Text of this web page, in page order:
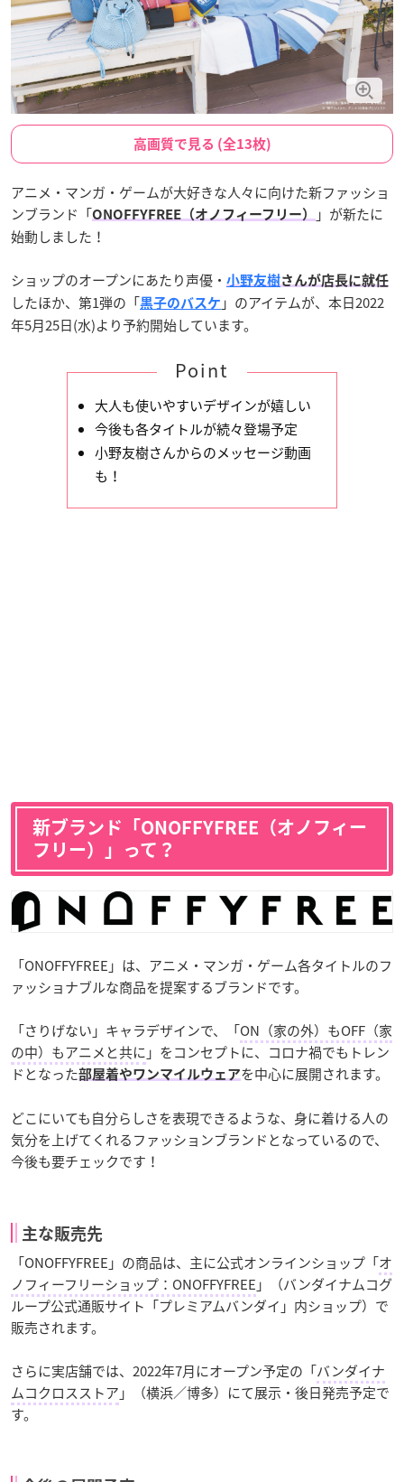
高画質で見る (全13枚)
アニメ・マンガ・ゲームが大好きな人々に向けた新ファッショ
ンブランド「ONOFFYFREE（オノフィーフリー）
」が新たに
始動しました！
ショップのオープンにあたり声優・ 小野友樹さんが店長に就任
したほか、第1弾の「黒子のバスケ 」のアイテムが、本日2022
年5月25日(水)より予約開始しています。
Point
大人も使いやすいデザインが嬉しい
今後も各タイトルが続々登場予定
小野友樹さんからのメッセージ動画
も！
新ブランド「ONOFFYFREE（オノフィー
フリー）」って？
「ONOFFYFREE」は、アニメ・マンガ・ゲーム各タイトルのフ
ァッショナブルな商品を提案するブランドです。
「さりげない」キャラデザインで、「ON（家の外）もOFF（家
の中）もアニメと共に 」をコンセプトに、コロナ禍でもトレン
ドとなった部屋着やワンマイルウェアを中心に展開されます。
どこにいても自分らしさを表現できるような、身に着ける人の
気分を上げてくれるファッションブランドとなっているので、
今後も要チェックです！
主な販売先
「ONOFFYFREE」の商品は、主に公式オンラインショップ「オ
ノフィーフリーショップ：ONOFFYFREE 」（バンダイナムコグ
ループ公式通販サイト「プレミアムバンダイ」内ショップ）で
販売されます。
さらに実店舗では、2022年7月にオープン予定の「バンダイナ
ムコクロスストア 」（横浜／博多）にて展示・後日発売予定で
す。